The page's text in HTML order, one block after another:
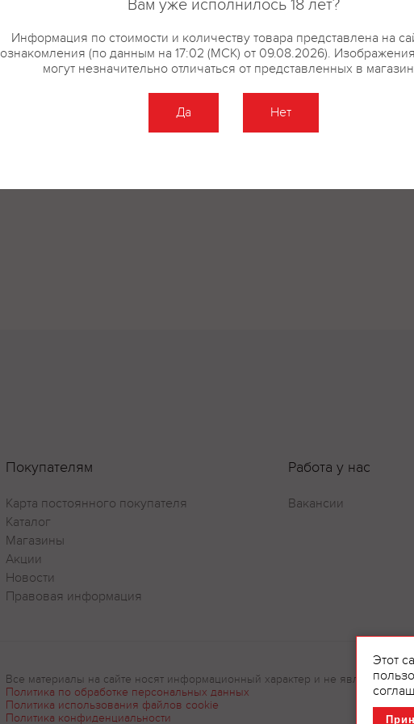
Покупателям
Карта постоянного покупателя
Каталог
Магазины
Акции
Новости
Правовая информация
Работа у нас
Вакансии
Все материалы на сайте носят информационный характер и не являются
Политика по обработке персональных данных
Политика использования файлов cookie
Политика конфиденциальности
Этот
Вам уже исполнилось 18 лет?
Информация по стоимости и количеству товара представлена на
ознакомления (по данным на 17:02 (МСК) от 09.08.2026).
могут незначительно отличаться от представленных в
Да Нет